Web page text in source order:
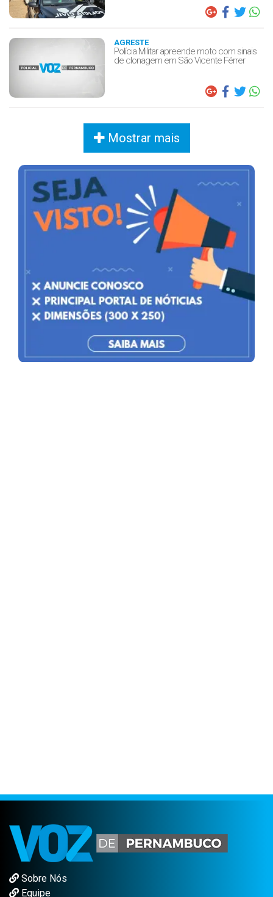
AGRESTE
Polícia Militar apreende moto com sinais
de clonagem em São Vicente Férrer
Mostrar mais
Sobre Nós
Equipe